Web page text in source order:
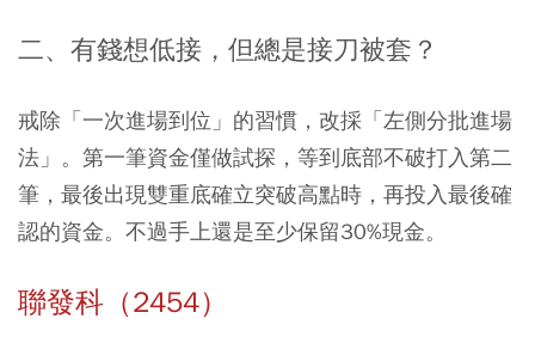
二、有錢想低接，但總是接刀被套？
戒除「一次進場到位」的習慣，改採「左側分批進場
法」。第一筆資金僅做試探，等到底部不破打入第二
筆，最後出現雙重底確立突破高點時，再投入最後確
認的資金。不過手上還是至少保留30%現金。
聯發科（2454）